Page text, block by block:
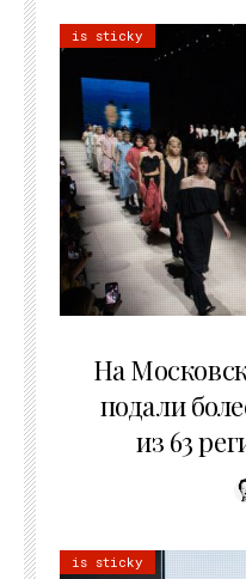
is sticky
На
подали
из 63
is sticky